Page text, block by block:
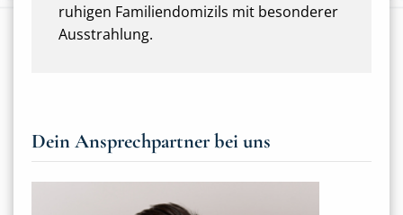
ruhigen Familiendomizils mit besonderer
Ausstrahlung.
Dein Ansprechpartner bei uns